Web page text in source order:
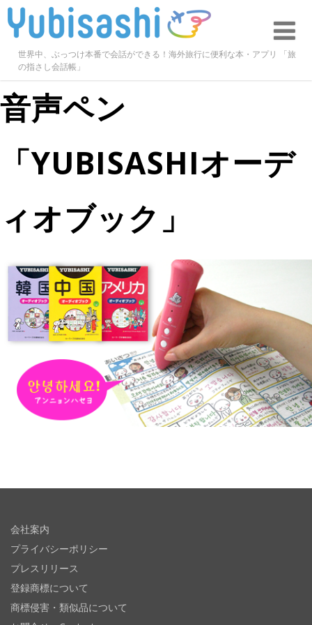
世界中、ぶっつけ本番で会話ができる！海外旅行に便利な本・アプリ 「旅
の指さし会話帳」
音声ペン
「YUBISASHIオーデ
ィオブック」
会社案内
プライバシーポリシー
プレスリリース
登録商標について
商標侵害・類似品について